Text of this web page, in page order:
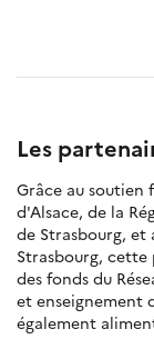
Les
Grâce au
d'Alsace, de la
de Strasbourg,
Strasbourg, cette
des fonds du
et enseignement
également